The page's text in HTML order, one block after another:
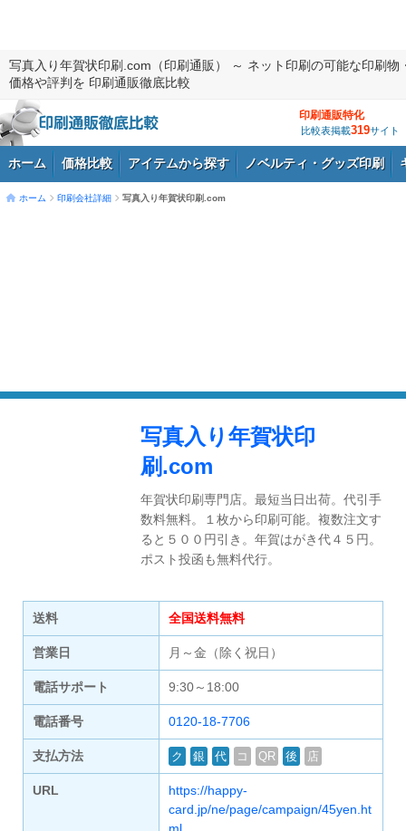
写真入り年賀状印刷.com（印刷通販） ～ ネット印刷の可能な印刷物
価格や評判を 印刷通販徹底比較
印刷通販特化
比較表掲載319サイト
ホーム 価格比較 アイテムから探す ノベルティ・グッズ印刷
ホーム 印刷会社詳細 写真入り年賀状印刷.com
写真入り年賀状印
刷.com
年賀状印刷専門店。最短当日出荷。代引手
数料無料。１枚から印刷可能。複数注文す
ると５００円引き。年賀はがき代４５円。
ポスト投函も無料代行。
送料 全国送料無料
営業日 月～金（除く祝日）
電話サポート 9:30～18:00
電話番号 0120-18-7706
支払方法 ク 銀 代 コ QR 後 店
URL
https://happy-
card.jp/ne/page/campaign/45yen.ht